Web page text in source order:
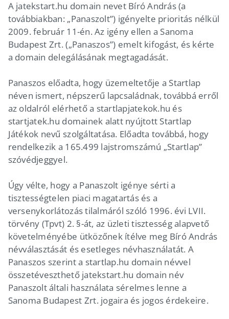
A jatekstart.hu domain nevet Bíró András (a
továbbiakban: „Panaszolt”) igényelte prioritás nélkül
2009. február 11-én. Az igény ellen a Sanoma
Budapest Zrt. („Panaszos”) emelt kifogást, és kérte
a domain delegálásának megtagadását.
Panaszos előadta, hogy üzemeltetője a Startlap
néven ismert, népszerű lapcsaládnak, továbbá erről
az oldalról elérhető a startlapjatekok.hu és
startjatek.hu domainek alatt nyújtott Startlap
Játékok nevű szolgáltatása. Előadta továbbá, hogy
rendelkezik a 165.499 lajstromszámú „Startlap”
szóvédjeggyel.
Úgy vélte, hogy a Panaszolt igénye sérti a
tisztességtelen piaci magatartás és a
versenykorlátozás tilalmáról szóló 1996. évi LVII.
törvény (Tpvt) 2. §-át, az üzleti tisztesség alapvető
követelményébe ütközőnek ítélve meg Bíró András
névválasztását és esetleges névhasználatát. A
Panaszos szerint a startlap.hu domain névvel
összetéveszthető jatekstart.hu domain név
Panaszolt általi használata sérelmes lenne a
Sanoma Budapest Zrt. jogaira és jogos érdekeire.